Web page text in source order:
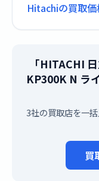
Hitachiの買取
「HITACHI
KP300K N ラ
3社の買取店を一
買